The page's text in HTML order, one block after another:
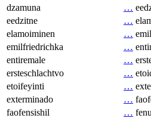
dzamuna
…
eedzitne
…
elamoiminen
…
emilfriedrichka
…
entiremale
…
ersteschlachtvo
…
etoifeyinti
…
exterminado
…
faofensishil
…